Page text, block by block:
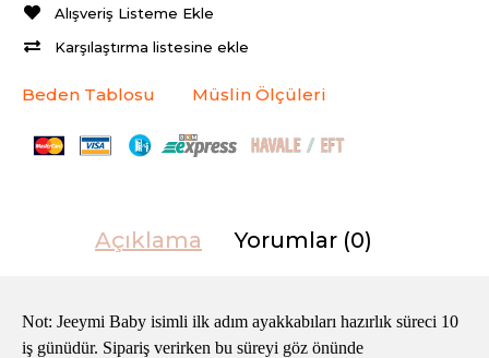
Alışveriş Listeme Ekle
Karşılaştırma listesine ekle
Beden Tablosu Müslin Ölçüleri
Açıklama Yorumlar (0)
Not: Jeeymi Baby isimli ilk adım ayakkabıları hazırlık süreci 10
iş günüdür. Sipariş verirken bu süreyi göz önünde